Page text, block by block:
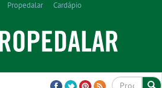
Propedalar Cardápio